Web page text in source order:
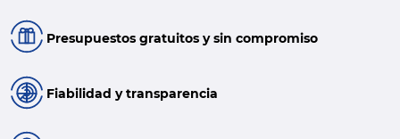
Presupuestos gratuitos y sin compromiso
Fiabilidad y transparencia